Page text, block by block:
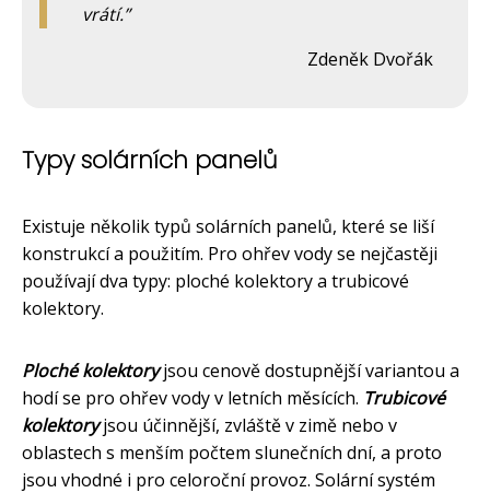
vrátí.
Zdeněk Dvořák
Typy solárních panelů
Existuje několik typů solárních panelů, které se liší
konstrukcí a použitím. Pro ohřev vody se nejčastěji
používají dva typy: ploché kolektory a trubicové
kolektory.
Ploché kolektoryjsou cenově dostupnější variantou a
hodí se pro ohřev vody v letních měsících. Trubicové
kolektoryjsou účinnější, zvláště v zimě nebo v
oblastech s menším počtem slunečních dní, a proto
jsou vhodné i pro celoroční provoz. Solární systém